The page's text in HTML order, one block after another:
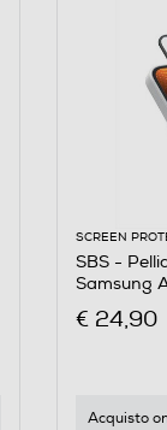
SCREEN
SBS -
Samsung
€ 24,90
Acquisto